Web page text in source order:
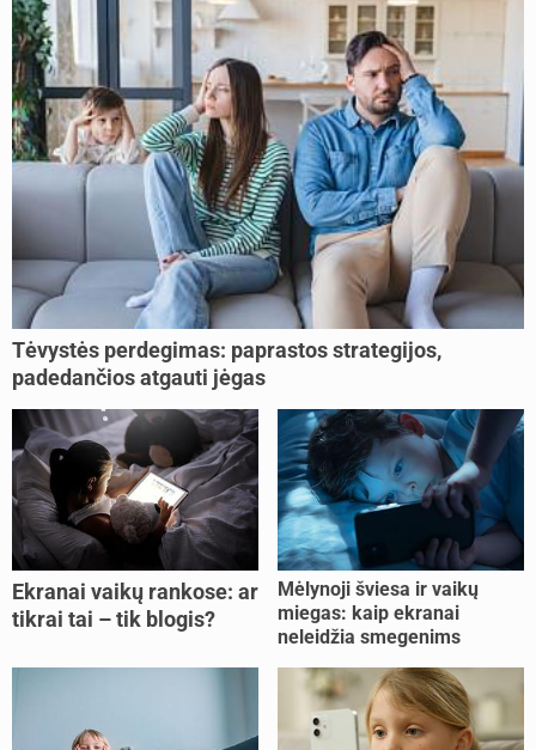
Tėvystės perdegimas: paprastos strategijos,
padedančios atgauti jėgas
Ekranai vaikų rankose: ar
tikrai tai – tik blogis?
Mėlynoji šviesa ir vaikų
miegas: kaip ekranai
neleidžia smegenims